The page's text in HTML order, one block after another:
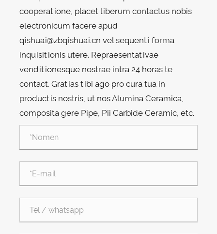
cooperatione, placet liberum contactus nobis
electronicum facere apud
qishuai@zbqishuai.cn vel sequenti forma
inquisitionis utere. Repraesentativae
venditionesque nostrae intra 24 horas te
contact. Gratias tibi ago pro cura tua in
productis nostris, ut nos Alumina Ceramica,
composita gere Pipe, Pii Carbide Ceramic, etc.